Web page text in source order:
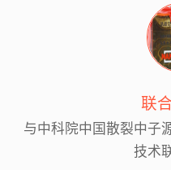
联
与中科院中国散裂中子
技术